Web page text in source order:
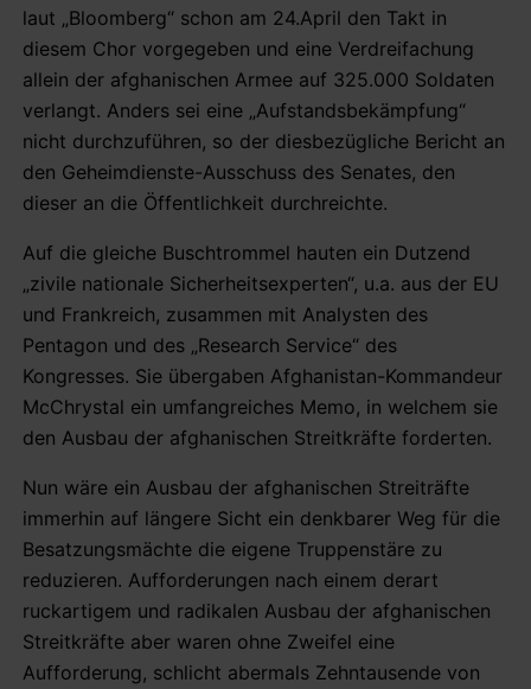
laut „Bloomberg“ schon am 24.April den Takt in
diesem Chor vorgegeben und eine Verdreifachung
allein der afghanischen Armee auf 325.000 Soldaten
verlangt. Anders sei eine „Aufstandsbekämpfung“
nicht durchzuführen, so der diesbezügliche Bericht an
den Geheimdienste-Ausschuss des Senates, den
dieser an die Öffentlichkeit durchreichte.
Auf die gleiche Buschtrommel hauten ein Dutzend
„zivile nationale Sicherheitsexperten“, u.a. aus der EU
und Frankreich, zusammen mit Analysten des
Pentagon und des „Research Service“ des
Kongresses. Sie übergaben Afghanistan-Kommandeur
McChrystal ein umfangreiches Memo, in welchem sie
den Ausbau der afghanischen Streitkräfte forderten.
Nun wäre ein Ausbau der afghanischen Streiträfte
immerhin auf längere Sicht ein denkbarer Weg für die
Besatzungsmächte die eigene Truppenstäre zu
reduzieren. Aufforderungen nach einem derart
ruckartigem und radikalen Ausbau der afghanischen
Streitkräfte aber waren ohne Zweifel eine
Aufforderung, schlicht abermals Zehntausende von